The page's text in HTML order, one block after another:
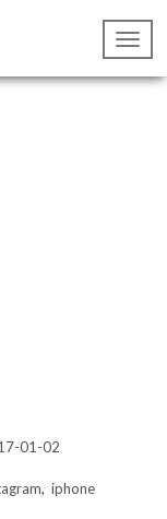
01-02
, iphone